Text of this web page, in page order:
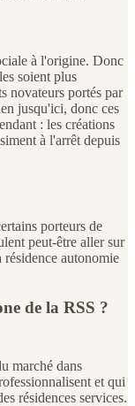
à l'origine. Donc
soient plus
novateurs portés par
jusqu'ici, donc ces
: les créations
à l'arrêt depuis
porteurs de
peut-être aller sur
résidence autonomie
de la RSS ?
marché dans
et qui
résidences services.